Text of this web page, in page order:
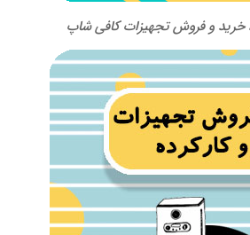
خرید و فروش تجهیزات کافی شاپ